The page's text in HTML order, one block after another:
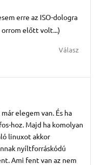
erre az ISO-dologra
orrom előtt volt...)
Válasz
elegem van. És ha
hoz. Majd ha komolyan
linuxot akkor
nyíltforráskódú
Ami fent van az nem